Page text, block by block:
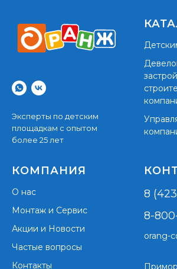
Эксперты по детским
площадкам с опытом
более 25 лет
КОМПАНИЯ
О нас
Монтаж и Сервис
Акции и Новости
Частые вопросы
Контакты
8
8-
orang-